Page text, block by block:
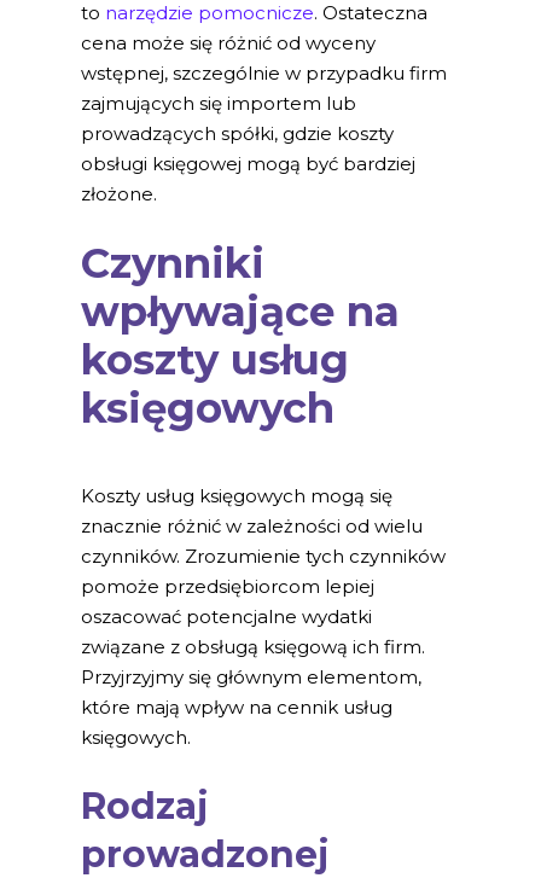
to narzędzie pomocnicze. Ostateczna
cena może się różnić od wyceny
wstępnej, szczególnie w przypadku firm
zajmujących się importem lub
prowadzących spółki, gdzie koszty
obsługi księgowej mogą być bardziej
złożone.
Czynniki
wpływające na
koszty usług
księgowych
Koszty usług księgowych mogą się
znacznie różnić w zależności od wielu
czynników. Zrozumienie tych czynników
pomoże przedsiębiorcom lepiej
oszacować potencjalne wydatki
związane z obsługą księgową ich firm.
Przyjrzyjmy się głównym elementom,
które mają wpływ na cennik usług
księgowych.
Rodzaj
prowadzonej